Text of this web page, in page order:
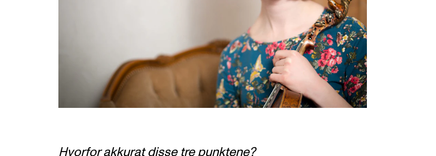
Hvorfor akkurat disse tre punktene?